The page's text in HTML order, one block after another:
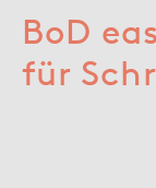
BoD
für